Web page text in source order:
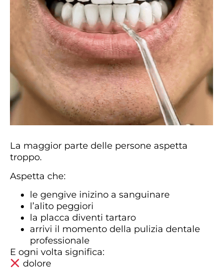
La maggior parte delle persone aspetta
troppo.
Aspetta che:
le gengive inizino a sanguinare
l’alito peggiori
la placca diventi tartaro
arrivi il momento della pulizia dentale
professionale
E ogni volta significa:
dolore